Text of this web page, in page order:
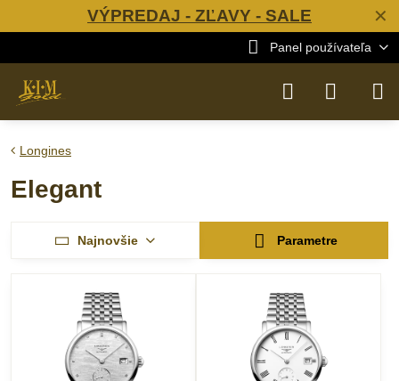
✕
VÝPREDAJ - ZĽAVY - SALE
Panel používateľa
Longines
Elegant
Najnovšie Parametre